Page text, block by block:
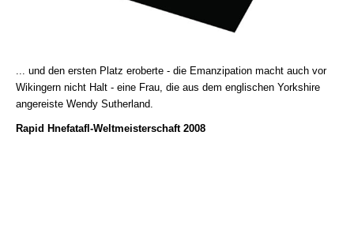
... und den ersten Platz eroberte - die Emanzipation macht auch vor
Wikingern nicht Halt - eine Frau, die aus dem englischen Yorkshire
angereiste Wendy Sutherland.
Rapid Hnefatafl-Weltmeisterschaft 2008